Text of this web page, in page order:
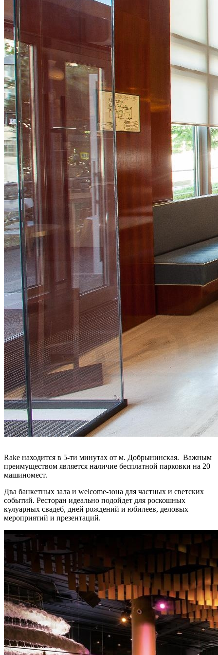
Rake находится в 5-ти минутах от м. Добрынинская. Важным
преимуществом является наличие бесплатной парковки на 20
машиномест.
Два банкетных зала и welcome-зона для частных и светских
событий. Ресторан идеально подойдет для роскошных
кулуарных свадеб, дней рождений и юбилеев, деловых
мероприятий и презентаций.